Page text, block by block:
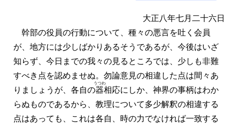
大正八年七月二十六日
幹部の役員の行動について、種々の悪言を吐く会員
が、地方には少しばかりあるそうであるが、今後はいざ
知らず、今日までの我々の見るところでは、少しも非難
すべき点を認めませぬ。勿論意見の相違した点は間々あ
りましょうが、各自の器
うつわ
相応にしか、神界の事柄はわか
らぬものであるから、教理について多少解釈の相違する
点はあっても、これは各自、時の力でなければ一致する